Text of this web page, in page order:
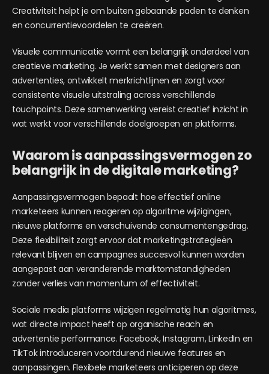
Creativiteit helpt je om buiten gebaande paden te denken
en concurrentievoordelen te creëren.
Visuele communicatie vormt een belangrijk onderdeel van
creatieve marketing. Je werkt samen met designers aan
advertenties, ontwikkelt merkrichtlijnen en zorgt voor
consistente visuele uitstraling across verschillende
touchpoints. Deze samenwerking vereist creatief inzicht in
wat werkt voor verschillende doelgroepen en platforms.
Waarom is aanpassingsvermogen zo
belangrijk in de digitale marketing?
Aanpassingsvermogen bepaalt hoe effectief online
marketeers kunnen reageren op algoritme wijzigingen,
nieuwe platforms en verschuivende consumentengedrag.
Deze flexibiliteit zorgt ervoor dat marketingstrategieën
relevant blijven en campagnes succesvol kunnen worden
aangepast aan veranderende marktomstandigheden
zonder verlies van momentum of effectiviteit.
Sociale media platforms wijzigen regelmatig hun algoritmes,
wat directe impact heeft op organische reach en
advertentie performance. Facebook, Instagram, LinkedIn en
TikTok introduceren voortdurend nieuwe features en
aanpassingen. Flexibele marketeers anticiperen op deze